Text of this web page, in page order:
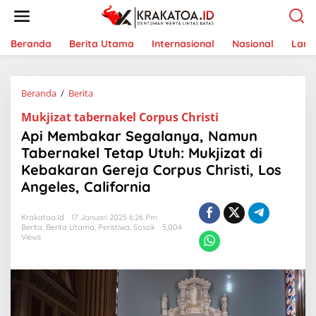
t
Beranda Berita Utama Internasional Nasional
Beranda / Berita
i
M
e
m
b
a
k
r
S
a
Mukjizat tabernakel Corpus Christi
Api Membakar Segalanya, Namun
Tabernakel Tetap Utuh: Mukjizat di
Kebakaran Gereja Corpus Christi, Los
Angeles, California
Krakatoa.id
17 Januari 2025 6:26 Pm
Berita, Berita Utama, Peristiwa, Sosok
5,004
Views